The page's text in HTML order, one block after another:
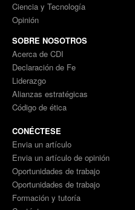
Ciencia y Tecnología
Opinión
SOBRE NOSOTROS
Acerca de CDI
Declaración de Fe
Liderazgo
Alianzas estratégicas
Código de ética
CONÉCTESE
Envia un artículo
Envia un artículo de opinión
Oportunidades de trabajo
Oportunidades de trabajo
Formación y tutoría